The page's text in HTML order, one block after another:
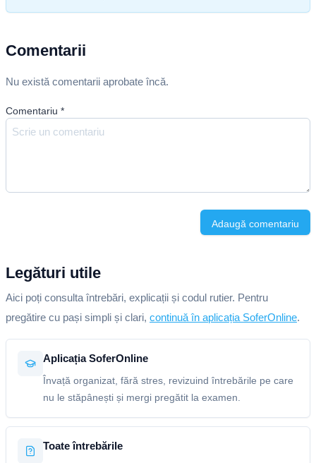
Comentarii
Nu există comentarii aprobate încă.
Comentariu *
Adaugă comentariu
Legături utile
Aici poți consulta întrebări, explicații și codul rutier. Pentru
pregătire cu pași simpli și clari, continuă în aplicația SoferOnline.
Aplicația SoferOnline
Învață organizat, fără stres, revizuind întrebările pe care
nu le stăpânești și mergi pregătit la examen.
Toate întrebările